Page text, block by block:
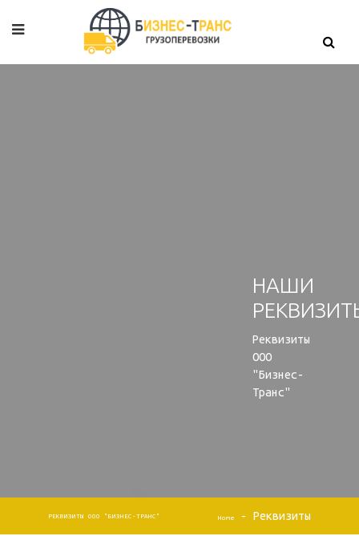
НАШИ
Реквизиты
ООО
"Бизнес-
Транс"
РЕКВИЗИТЫ ООО "БИЗНЕС-ТРАНС" Home - Реквизиты